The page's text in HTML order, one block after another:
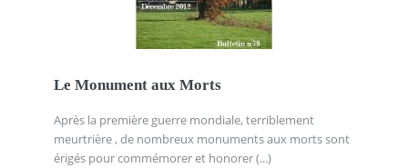
Le Monument aux Morts
Après la première guerre mondiale, terriblement
meurtrière , de nombreux monuments aux morts sont
érigés pour commémorer et honorer (...)